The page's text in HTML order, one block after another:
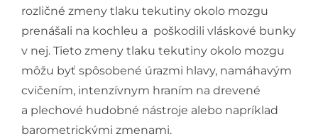
rozličné zmeny tlaku tekutiny okolo mozgu
prenášali na kochleu a poškodili vláskové bunky
v nej. Tieto zmeny tlaku tekutiny okolo mozgu
môžu byť spôsobené úrazmi hlavy, namáhavým
cvičením, intenzívnym hraním na drevené
a plechové hudobné nástroje alebo napríklad
barometrickými zmenami.